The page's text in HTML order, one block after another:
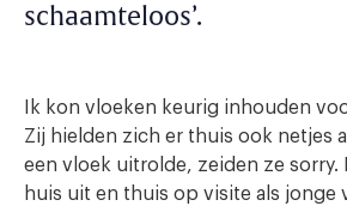
schaamteloos’.
Ik kon vloeken keurig inhouden
Zij hielden zich er thuis ook netjes
een vloek uitrolde, zeiden ze sorry.
huis uit en thuis op visite als jonge